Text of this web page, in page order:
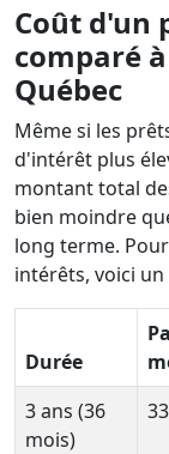
Coût d'un
comparé
Québec
Même si les
d'intérêt plus
montant total
bien moindre
long terme.
intérêts, voici un
Durée
3 ans (36
mois)